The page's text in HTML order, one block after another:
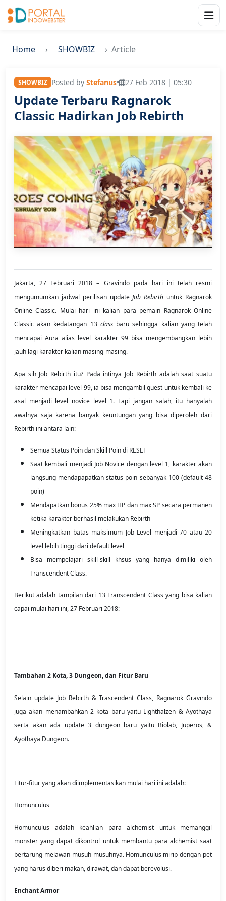
Home SHOWBIZ Article
SHOWBIZ Posted by Stefanus• 27 Feb 2018 | 05:30
Update Terbaru Ragnarok
Classic Hadirkan Job Rebirth
Jakarta, 27 Februari 2018 – Gravindo pada hari ini telah resmi
mengumumkan jadwal perilisan updateJob Rebirth untuk Ragnarok
Online Classic. Mulai hari ini kalian para pemain Ragnarok Online
Classic akan kedatangan 13 classbaru sehingga kalian yang telah
mencapai Aura alias level karakter 99 bisa mengembangkan lebih
jauh lagi karakter kalian masing-masing.
Apa sih Job Rebirth itu? Pada intinya Job Rebirth adalah saat suatu
karakter mencapai level 99, ia bisa mengambil quest untuk kembali ke
asal menjadi level novice level 1. Tapi jangan salah, itu hanyalah
awalnya saja karena banyak keuntungan yang bisa diperoleh dari
Rebirth ini antara lain:
Semua Status Poin dan Skill Poin di RESET
Saat kembali menjadi Job Novice dengan level 1, karakter akan
langsung mendapapatkan status poin sebanyak 100 (default 48
poin)
Mendapatkan bonus 25% max HP dan max SP secara permanen
ketika karakter berhasil melakukan Rebirth
Meningkatkan batas maksimum Job Level menjadi 70 atau 20
level lebih tinggi dari default level
Bisa mempelajari skill-skill khsus yang hanya dimiliki oleh
Transcendent Class.
Berikut adalah tampilan dari 13 Transcendent Class yang bisa kalian
capai mulai hari ini, 27 Februari 2018:
Tambahan 2 Kota, 3 Dungeon, dan Fitur Baru
Selain update Job Rebirth & Trascendent Class, Ragnarok Gravindo
juga akan menambahkan 2 kota baru yaitu Lighthalzen & Ayothaya
serta akan ada update 3 dungeon baru yaitu Biolab, Juperos, &
Ayothaya Dungeon.
Fitur-fitur yang akan diimplementasikan mulai hari ini adalah:
Homunculus
Homunculus adalah keahlian para alchemist untuk memanggil
monster yang dapat dikontrol untuk membantu para alchemist saat
bertarung melawan musuh-musuhnya. Homunculus mirip dengan pet
yang harus diberi makan, dirawat, dan dapat berevolusi.
Enchant Armor